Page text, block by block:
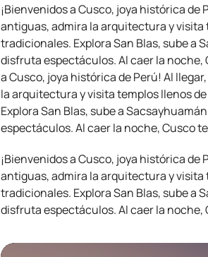
¡Bienvenidos a Cusco, joya histórica
antiguas, admira la arquitectura y visita
tradicionales. Explora San Blas, sube a
disfruta espectáculos. Al caer la
a Cusco, joya histórica de Perú! Al
la arquitectura y visita templos llenos
Explora San Blas, sube a
espectáculos. Al caer la noche, Cusco
¡Bienvenidos a Cusco, joya histórica
antiguas, admira la arquitectura y visita
tradicionales. Explora San Blas, sube a
disfruta espectáculos. Al caer la